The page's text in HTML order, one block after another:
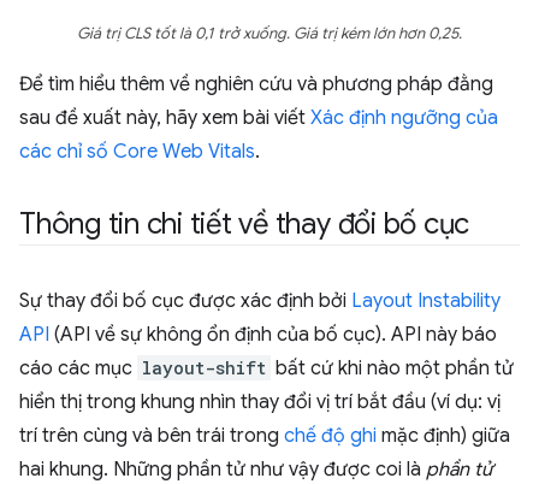
Giá trị CLS tốt là 0,1 trở xuống. Giá trị kém lớn hơn 0,25.
Để tìm hiểu thêm về nghiên cứu và phương pháp đằng
sau đề xuất này, hãy xem bài viết Xác định ngưỡng của
các chỉ số Core Web Vitals.
Thông tin chi tiết về thay đổi bố cục
Sự thay đổi bố cục được xác định bởi Layout Instability
API (API về sự không ổn định của bố cục). API này báo
cáo các mục layout-shift bất cứ khi nào một phần tử
hiển thị trong khung nhìn thay đổi vị trí bắt đầu (ví dụ: vị
trí trên cùng và bên trái trong chế độ ghi mặc định) giữa
hai khung. Những phần tử như vậy được coi là phần tử